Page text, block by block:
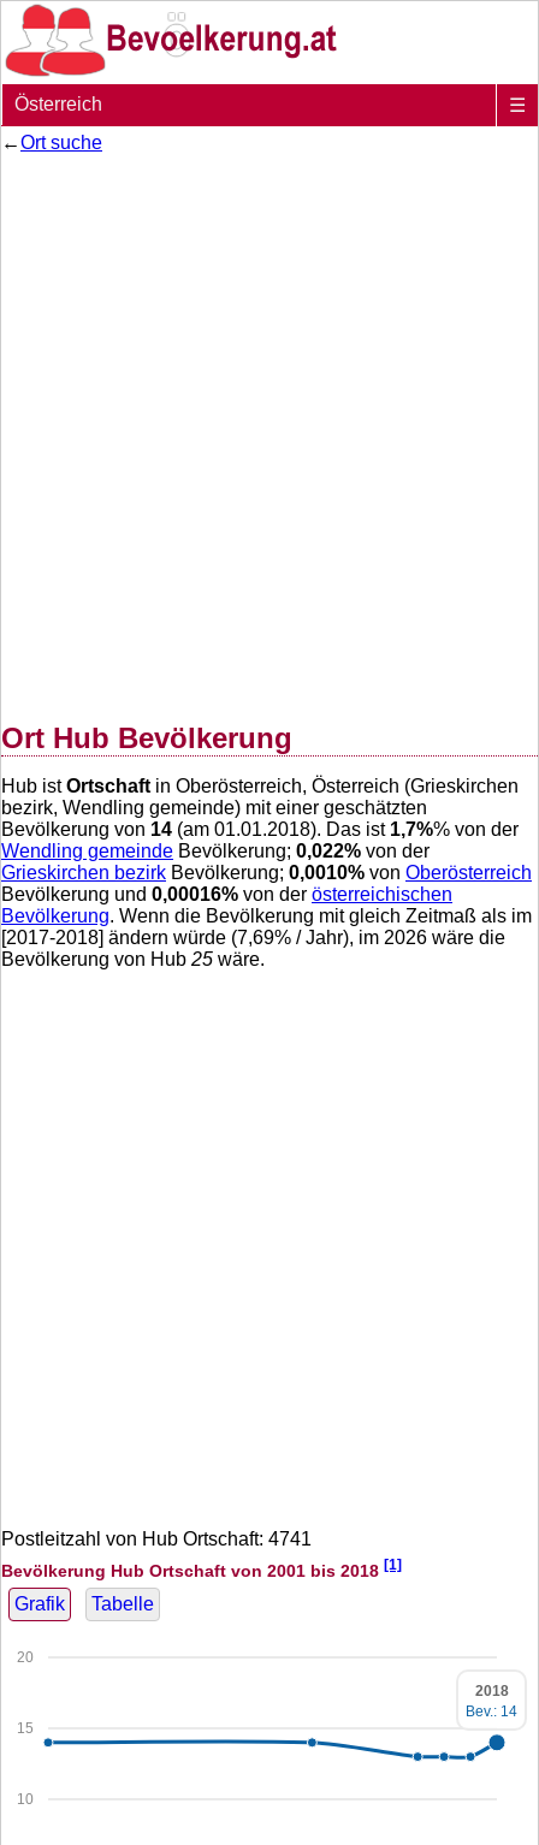
Österreich
☰
←Ort suche
Ort Hub Bevölkerung
Hub istOrtschaft in Oberösterreich, Österreich (Grieskirchen
bezirk, Wendling gemeinde) mit einer geschätzten
Bevölkerung von 14 (am 01.01.2018). Das ist 1,7%% von der
Wendling gemeinde Bevölkerung; 0,022% von der
Grieskirchen bezirk Bevölkerung; 0,0010% von Oberösterreich
Bevölkerung und 0,00016% von der österreichischen
Bevölkerung. Wenn die Bevölkerung mit gleich Zeitmaß als im
[2017-2018] ändern würde (7,69% / Jahr), im 2026 wäre die
Bevölkerung von Hub 25 wäre.
Postleitzahl von Hub Ortschaft: 4741
Bevölkerung Hub Ortschaft von 2001 bis 2018 [1]
Grafik Tabelle
10
15
20
2018
Bev.: 14